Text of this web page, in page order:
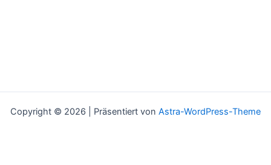
Copyright © 2026 | Präsentiert von Astra-WordPress-Theme